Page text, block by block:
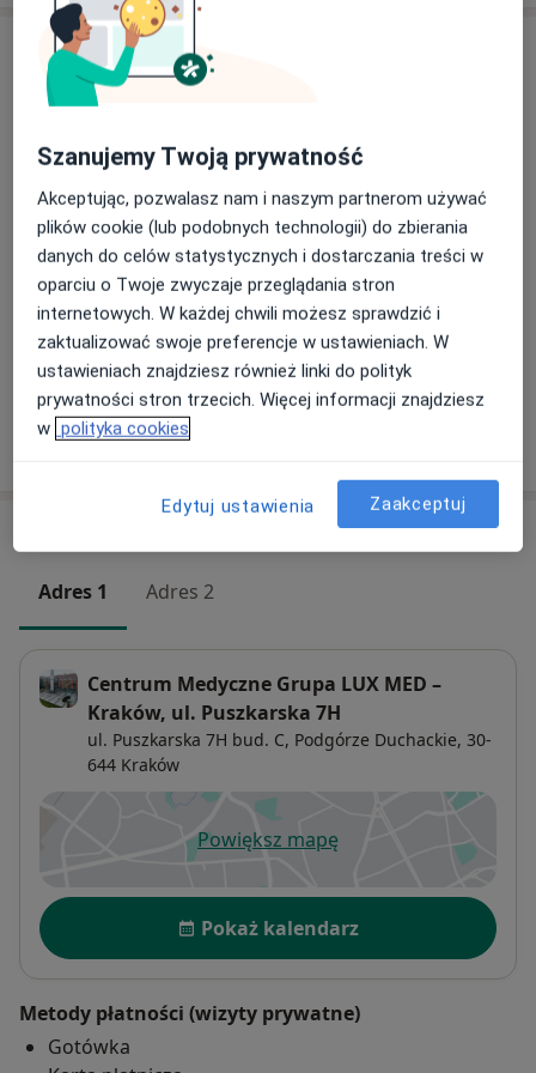
Usługi i ceny
Konsultacja dietetyczna (pierwsza
Od 259 zł Szczegóły
Konsultacja dietetyczna (kolejna
wizyta)
Od 259 zł Szczegóły
Umów wizytę
Konsultacja dietetyczna dzieci (kolejna wizyta)
Od 161 zł Szczegóły
W jaki sposób ustalane są ceny?
Adres 1 Adres 2
Centrum Medyczne Grupa LUX MED –
Kraków, ul. Puszkarska 7H
ul. Puszkarska 7H bud. C, Podgórze Duchackie, 30-
644 Kraków
Powiększ mapęotwiera się w nowej karcie
Dostępność
Pokaż kalendarz
Metody płatności (wizyty prywatne)
Gotówka
Szanujemy Twoją prywatność
Akceptując, pozwalasz nam i naszym partnerom używać
plików cookie (lub podobnych technologii) do zbierania
danych do celów statystycznych i dostarczania treści w
oparciu o Twoje zwyczaje przeglądania stron
internetowych. W każdej chwili możesz sprawdzić i
zaktualizować swoje preferencje w ustawieniach. W
ustawieniach znajdziesz również linki do polityk
prywatności stron trzecich. Więcej informacji znajdziesz
w polityka cookies
Edytuj ustawienia Zaakceptuj